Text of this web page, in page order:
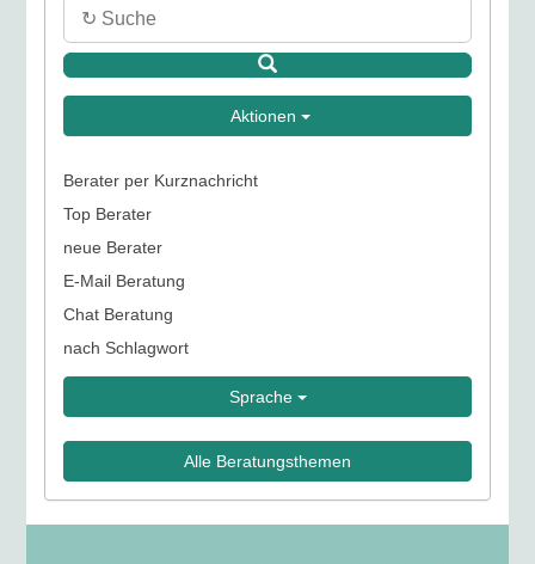
Aktionen
Berater per Kurznachricht
Top Berater
neue Berater
E-Mail Beratung
Chat Beratung
nach Schlagwort
Sprache
Alle Beratungsthemen